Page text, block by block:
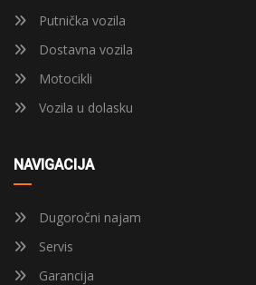
Putnička vozila
Dostavna vozila
Motocikli
Vozila u dolasku
NAVIGACIJA
Dugoročni najam
Servis
Garancija